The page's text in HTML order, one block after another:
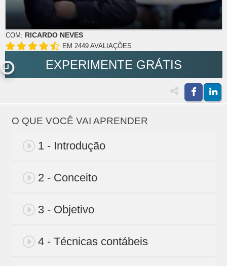
COM: RICARDO NEVES
EM 2449 AVALIAÇÕES
EXPERIMENTE GRÁTIS
O QUE VOCÊ VAI APRENDER
1 - Introdução
2 - Conceito
3 - Objetivo
4 - Técnicas contábeis